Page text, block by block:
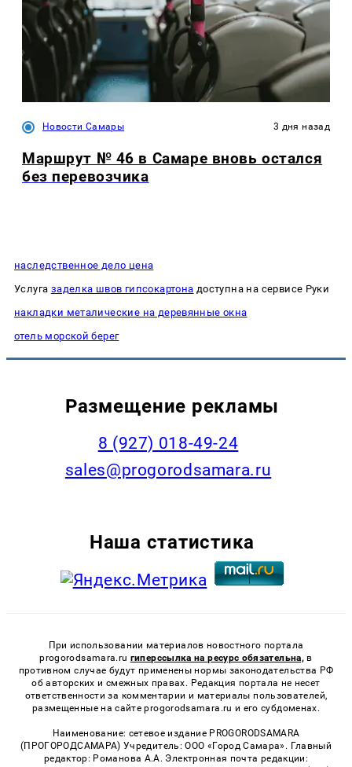
Новости Самары 3 дня назад
Маршрут № 46 в Самаре вновь остался
без перевозчика
наследственное дело цена
Услуга заделка швов гипсокартона доступна на сервисе Руки
накладки металические на деревянные окна
отель морской берег
Размещение рекламы
8 (927) 018-49-24
sales@progorodsamara.ru
Наша статистика
При использовании материалов новостного портала
progorodsamara.ru гиперссылка на ресурс обязательна, в
противном случае будут применены нормы законодательства РФ
об авторских и смежных правах. Редакция портала не несет
ответственности за комментарии и материалы пользователей,
размещенные на сайте progorodsamara.ru и его субдоменах.
Наименование: сетевое издание PROGORODSAMARA
(ПРОГОРОДСАМАРА) Учредитель: ООО «Город Самара». Главный
редактор: Романова А.А. Электронная почта редакции: